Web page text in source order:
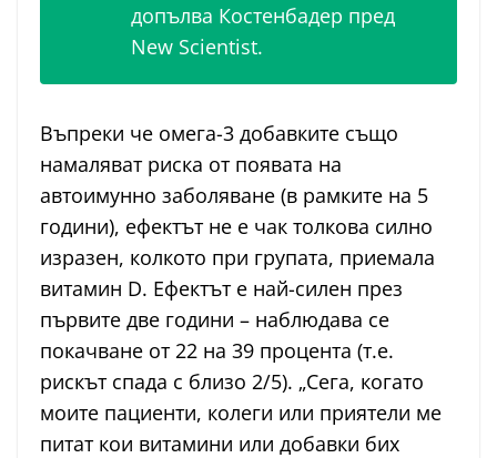
допълва Костенбадер пред
New Scientist.
Въпреки че омега-3 добавките също
намаляват риска от появата на
автоимунно заболяване (в рамките на 5
години), ефектът не е чак толкова силно
изразен, колкото при групата, приемала
витамин D. Ефектът е най-силен през
първите две години – наблюдава се
покачване от 22 на 39 процента (т.е.
рискът спада с близо 2/5). „Сега, когато
моите пациенти, колеги или приятели ме
питат кои витамини или добавки бих